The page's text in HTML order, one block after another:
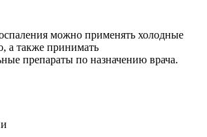
можно применять холодные
а также принимать
препараты по назначению врача.